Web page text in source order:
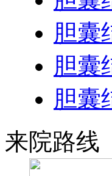
胆囊
胆囊
胆囊
来院路线